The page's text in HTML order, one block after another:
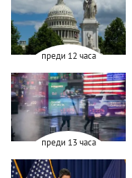
преди 12 часа
преди 13 часа